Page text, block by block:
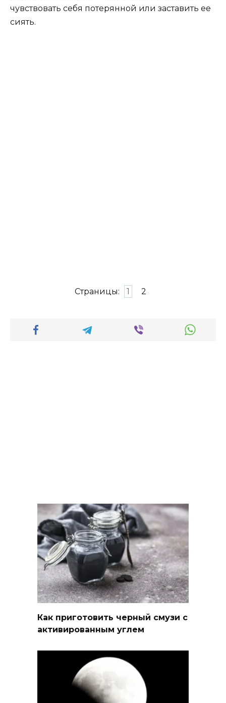
чувствовать себя потерянной или заставить ее
сиять.
Страницы: 1 2
Как приготовить черный смузи с
активированным углем